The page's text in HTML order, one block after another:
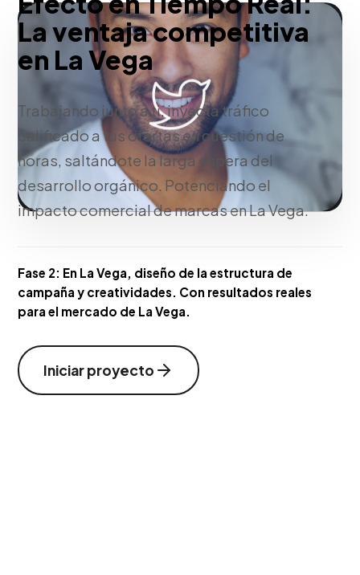
La ventaja competitiva
en La Vega
Trabajando junto a ti, inyecta tráfico
calificado a tus ofertas en cuestión de
horas, saltándote la larga espera del
desarrollo orgánico. Potenciando el
impacto comercial de marcas en La Vega.
Fase 2: En La Vega, diseño de la estructura de
campaña y creatividades. Con resultados reales
para el mercado de La Vega.
Iniciar proyecto